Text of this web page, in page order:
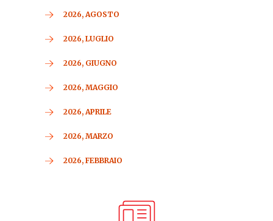
2026, AGOSTO
2026, LUGLIO
2026, GIUGNO
2026, MAGGIO
2026, APRILE
2026, MARZO
2026, FEBBRAIO